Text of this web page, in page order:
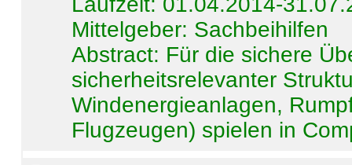
Mittelgeber: Sachbeihilfen
Abstract: Für die sichere
sicherheitsrelevanter
Windenergieanlagen,
Flugzeugen) spielen in